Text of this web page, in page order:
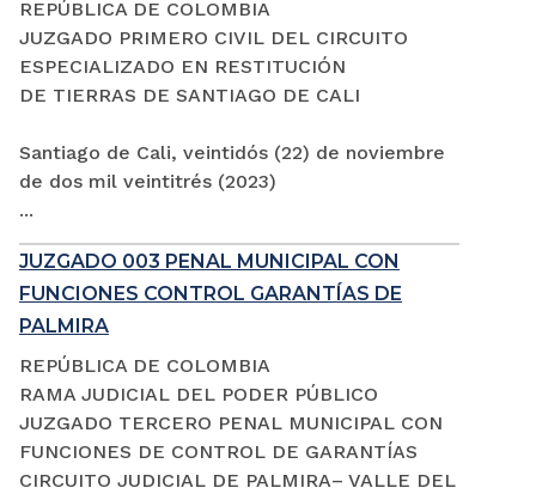
REPÚBLICA DE COLOMBIA
JUZGADO PRIMERO CIVIL DEL CIRCUITO
ESPECIALIZADO EN RESTITUCIÓN
DE TIERRAS DE SANTIAGO DE CALI
Santiago de Cali, veintidós (22) de noviembre
de dos mil veintitrés (2023)
...
JUZGADO 003 PENAL MUNICIPAL CON
FUNCIONES CONTROL GARANTÍAS DE
PALMIRA
REPÚBLICA DE COLOMBIA
RAMA JUDICIAL DEL PODER PÚBLICO
JUZGADO TERCERO PENAL MUNICIPAL CON
FUNCIONES DE CONTROL DE GARANTÍAS
CIRCUITO JUDICIAL DE PALMIRA– VALLE DEL